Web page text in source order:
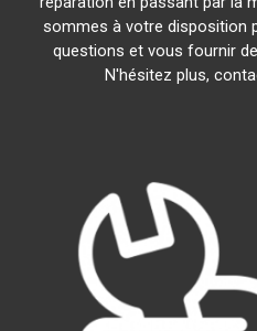
sommes à votre disposition
questions et vous fournir
N'hésitez plus,